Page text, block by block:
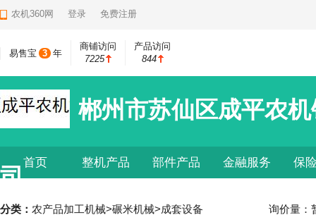
农机360网 登录 免费注册
易售宝 3 年
商铺访问
7225
产品访问
844
郴州市苏仙区成平农
司
首页 整机产品 部件产品 金融服务 保
询价量：
分类： 农产品加工机械>碾米机械>成套设备